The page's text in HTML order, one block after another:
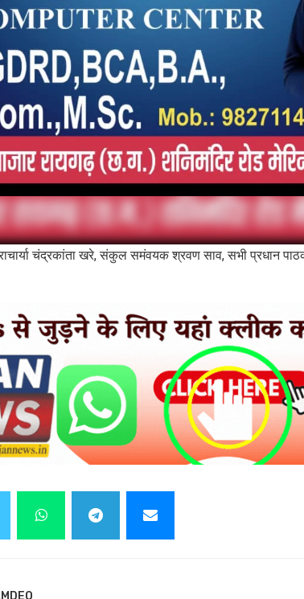
चंद्रकांता खरे, संकुल समंवयक श्रवण साव, सभी प्रधान